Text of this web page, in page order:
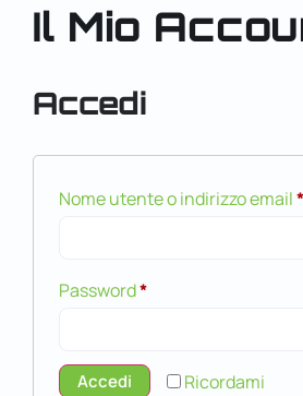
Il Mio
Accedi
Nome utente o indirizzo email*
Password*
Ricordami
Accedi